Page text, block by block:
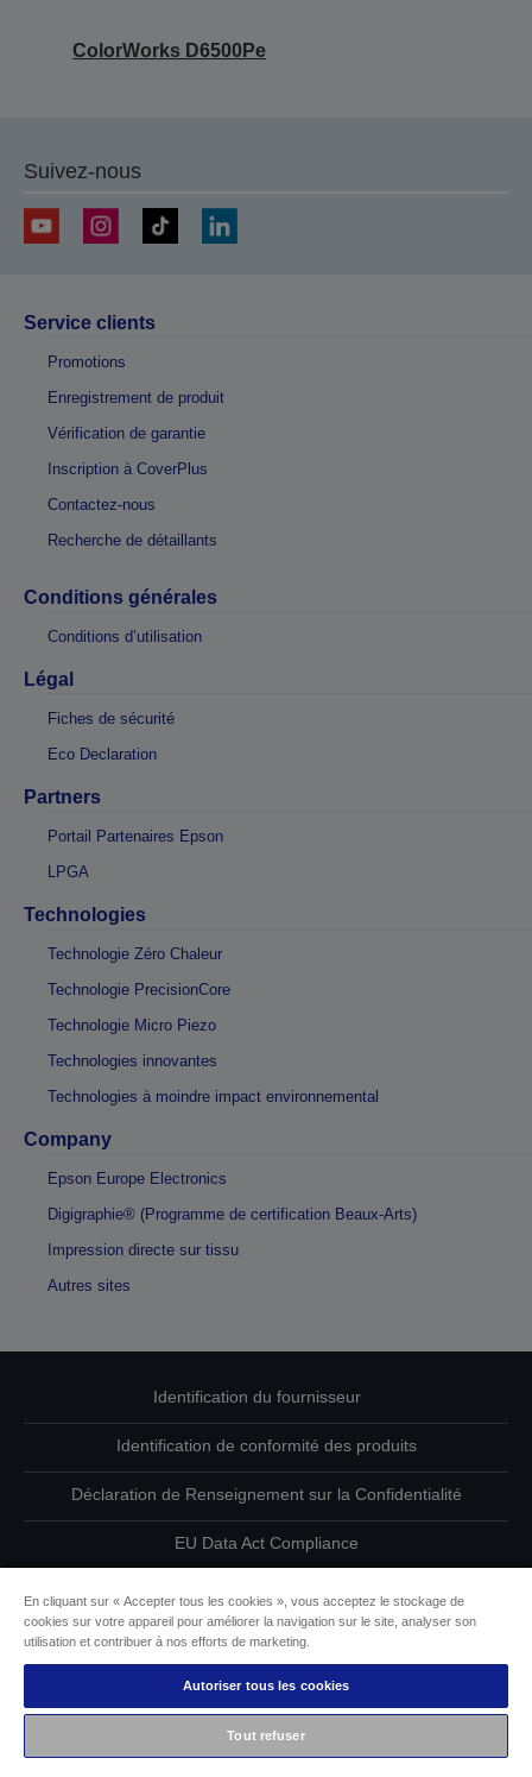
ColorWorks D6500Pe
Suivez-nous
Service clients
Promotions
Enregistrement de produit
Vérification de garantie
Inscription à CoverPlus
Contactez-nous
Recherche de détaillants
Conditions générales
Conditions d’utilisation
Légal
Fiches de sécurité
Eco Declaration
Partners
Portail Partenaires Epson
LPGA
Technologies
Technologie Zéro Chaleur
Technologie PrecisionCore
Technologie Micro Piezo
Technologies innovantes
Technologies à moindre impact environnemental
Company
Epson Europe Electronics
Digigraphie® (Programme de certification Beaux-Arts)
Impression directe sur tissu
Autres sites
Identification du fournisseur
Identification de conformité des produits
Déclaration de Renseignement sur la Confidentialité
EU Data Act Compliance
Informations sur les cookies
L’engagement d’Epson pour l’accessibilité
Copyright © 2026 Seiko Epson
En cliquant sur « Accepter tous les cookies », vous acceptez le stockage de
cookies sur votre appareil pour améliorer la navigation sur le site, analyser son
utilisation et contribuer à nos efforts de marketing.
Autoriser tous les cookies
Tout refuser